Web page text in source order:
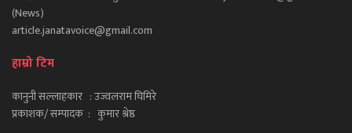
(News)
article.janatavoice@gmail.com
हाम्रो टिम
कानुनी सल्लाहकार : उज्वलराम घिमिरे
प्रकाशक/ सम्पादक : कुमार श्रेष्ठ